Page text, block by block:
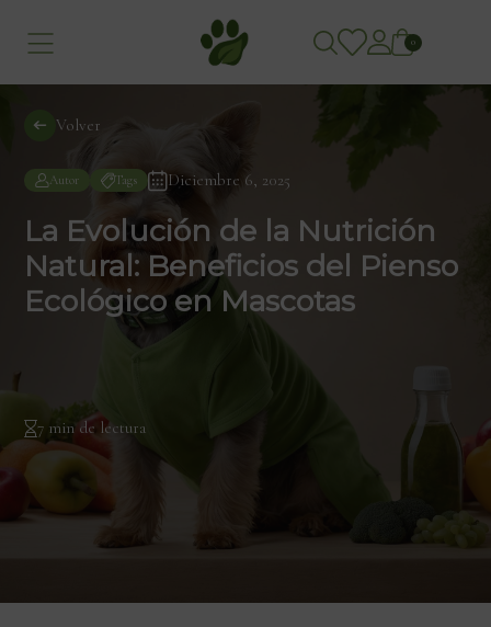
0
Volver
Autor Tags Diciembre 6, 2025
La Evolución de la Nutrición
Natural: Beneficios del Pienso
Ecológico en Mascotas
7 min de lectura